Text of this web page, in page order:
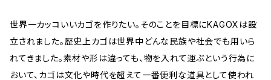
世界一カッコいいカゴを作りたい。そのことを目標にKAGOXは設
立されました。歴史上カゴは世界中どんな民族や社会でも用いら
れてきました。素材や形は違っても、物を入れて運ぶという行為に
おいて、カゴは文化や時代を超えて一番便利な道具として使われ